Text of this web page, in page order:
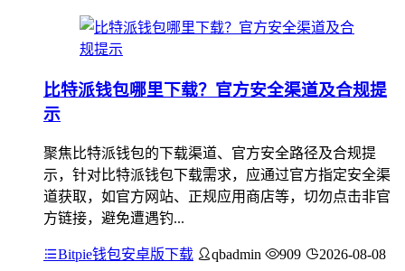
比特派钱包哪里下载？官方安全渠道及合规提
示
聚焦比特派钱包的下载渠道、官方安全路径及合规提
示，针对比特派钱包下载需求，应通过官方指定安全渠
道获取，如官方网站、正规应用商店等，切勿点击非官
方链接，避免遭遇钓...
Bitpie钱包安卓版下载 qbadmin 909 2026-08-08